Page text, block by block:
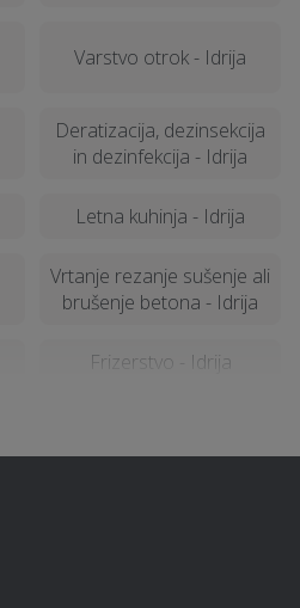
Varstvo otrok - Idrija
Deratizacija, dezinsekcija
in dezinfekcija - Idrija
Letna kuhinja - Idrija
Vrtanje rezanje sušenje ali
brušenje betona - Idrija
Frizerstvo - Idrija